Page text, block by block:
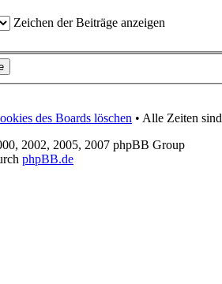
Zeichen der Beiträge anzeigen
des Boards löschen • Alle Zeiten
2002, 2005, 2007 phpBB Group
phpBB.de